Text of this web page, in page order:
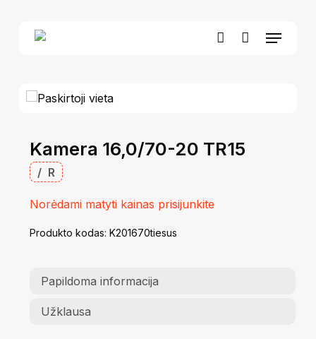
Menu
Close
Cart
Kamera 16,0/70-20 TR15
/ R
Norėdami matyti kainas prisijunkite
Produkto kodas: K201670tiesus
Papildoma informacija
Užklausa